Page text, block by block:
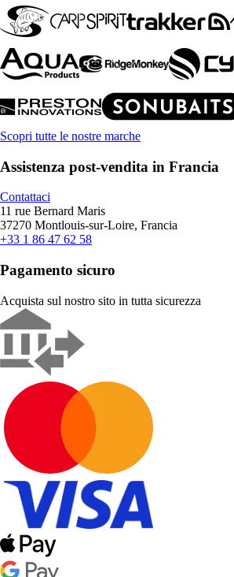
Scopri tutte le nostre marche
Assistenza post-vendita in Francia
Contattaci
11 rue Bernard Maris
37270 Montlouis-sur-Loire, Francia
+33 1 86 47 62 58
Pagamento sicuro
Acquista sul nostro sito in tutta sicurezza